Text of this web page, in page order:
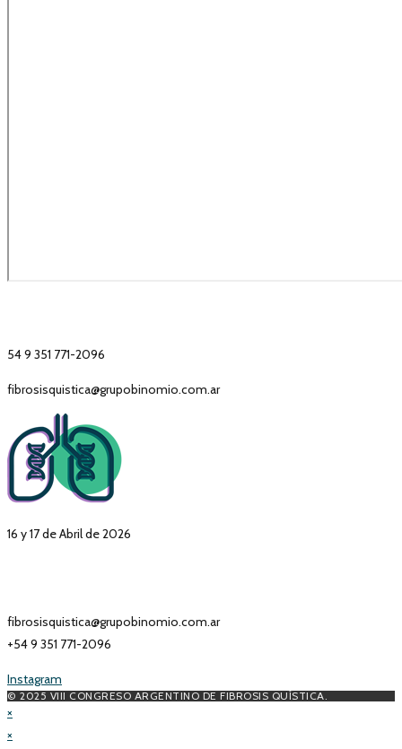
54 9 351 771-2096
fibrosisquistica@grupobinomio.com.ar
16 y 17 de Abril de 2026
fibrosisquistica@grupobinomio.com.ar
+54 9 351 771-2096
Instagram
© 2025 VIII CONGRESO ARGENTINO DE FIBROSIS QUÍSTICA.
×
×